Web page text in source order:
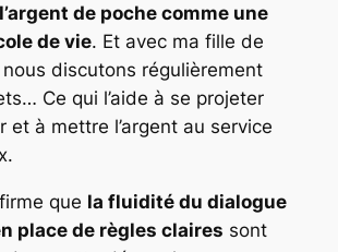
de poche comme une
de vie. Et avec ma fille de
discutons régulièrement
Ce qui l’aide à se projeter
et à mettre l’argent au service
que la fluidité du dialogue
place de règles claires sont